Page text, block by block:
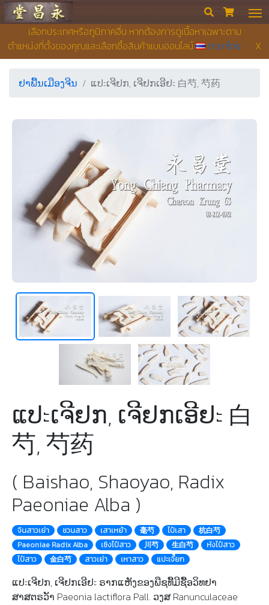
เลือกประเทศหรือภูมิภาคอื่น หากต้องการดูเนื้อหาเฉพาะตาม
ตำแหน่งที่ตั้งของคุณและเลือกซื้อสินค้าแบบออนไลน์
ภาษาไทย X
ຮ້ານຂາຍຢາ ຢງເຊີຍງຕຶ໊ງ  
ຢາພື້ນເມືອງຈີນ ແປะເຈີຢກ, ເຈີຢກເອີຢะ 白芍, 芍药
ແປะເຈີຢກ, ເຈີຢກເອີຢะ 白
芍, 芍药
( Baishao, Shaoyao, Radix
Paeoniae Alba )
จินสาวเย่า ชวนสาว เสาเหย้า 毫芍 ไป๋เสา
杭白芍
Paeoniae Radix Alba
เซิงไป๋สาว 川芍 生白芍
หังไป๋สาว
ไป๋สาว
金白芍 สาวเย่า เหาสาว แปะเจี๊ยก
ແປะເຈີຢກ, ເຈີຢກເອີຢะ ຣາກແຫັງຂອງພືຊທີັມີຊືັອວິທຢາ
ສາສຕຣວັາ Paeonia lactiflora Pall. ວງສ​ Ranunculaceae